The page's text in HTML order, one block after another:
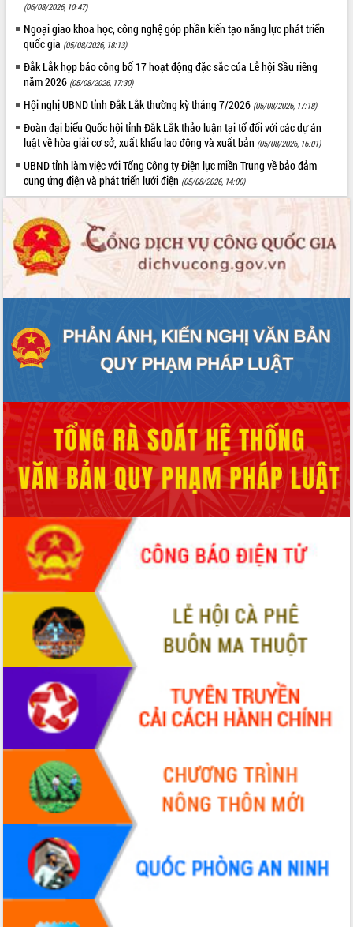
Đẩy mạnh cải cách hành chính, quyết
tâm đạt được mục tiêu tăng trưởng
hai con số trong năm 2026
Tổ chức trang trọng Lễ hội Đền thờ
Lương Văn Chánh năm 2026
Phó Bí thư Tỉnh ủy Đắk Lắk Đỗ Hữu
Huy giữ chức Bí thư Đảng ủy Ủy Ban
Nhân dân tỉnh
Bệnh án điện tử thúc đẩy chuyển đổi
số y tế tại Đắk Lắk
Chuyển đổi số thư viện: Mở rộng
không gian tri thức trong thời đại số
Đánh giá, rút kinh nghiệm công tác tổ
chức diễn tập trước ngày bầu cử
Chương trình “Gặp gỡ hữu nghị –
Friendship Meeting New Year 2026”
Bầu cử Quốc hội và HĐND: Cử tri Đắk
Đắk Lắk sẵn sàng các điều kiện cho
Ngày hội bầu cử đại biểu Quốc hội
khóa XVI và HĐND các cấp nhiệm kỳ
Đảm bảo cuộc bầu cử đại biểu Quốc
hội và đại biểu HĐND các cấp diễn ra
an toàn, hiệu quả, đúng quy định
Thủ tướng Chính phủ Phạm Minh Chính
kiểm tra, chỉ đạo hoàn thành các dự
án cao tốc và thăm khu tái định cư tại
Đắk Lắk
Sôi nổi Hội đua ngựa truyền thống Gò
Thì Thùng mừng Xuân Bính Ngọ 2026
Lãnh đạo tỉnh dâng hương tưởng niệm
tại Đập Đồng Cam đầu Xuân Bính Ngọ
Ngành nông nghiệp phấn đấu tăng
trưởng đạt 5,86% trong năm 2026
UBND tỉnh Đắk Lắk triển khai công tác
quốc phòng, quân sự địa phương năm
2026
Đắk Lắk tập trung toàn lực khắc phục
tồn tại IUU, sẵn sàng làm việc với
Đoàn thanh tra EC
Chủ tịch UBND tỉnh Tạ Anh Tuấn thăm,
chúc mừng các bệnh viện nhân Ngày
Thầy thuốc Việt Nam
Rộn ràng lễ hội truyền thống Sông
nước Đà Nông lần thứ I năm 2026
Kỳ họp Chuyên đề lần thứ Năm, HĐND
tỉnh Đắk Lắk thông qua các nghị quyết
quan trọng
Thống nhất danh sách giới thiệu ứng
cử đại biểu Quốc hội khoá XVI và đại
biểu HĐND tỉnh Đắk Lắk, nhiệm kỳ
2026-2031
(06/08/2026, 10:47)
Ngoại giao khoa học, công nghệ góp phần kiến tạo năng lực phát triển
quốc gia (05/08/2026, 18:13)
Đắk Lắk họp báo công bố 17 hoạt động đặc sắc của Lễ hội Sầu riêng
năm 2026 (05/08/2026, 17:30)
Hội nghị UBND tỉnh Đắk Lắk thường kỳ tháng 7/2026 (05/08/2026, 17:18)
Đoàn đại biểu Quốc hội tỉnh Đắk Lắk thảo luận tại tổ đối với các dự án
luật về hòa giải cơ sở, xuất khẩu lao động và xuất bản (05/08/2026, 16:01)
UBND tỉnh làm việc với Tổng Công ty Điện lực miền Trung về bảo đảm
cung ứng điện và phát triển lưới điện (05/08/2026, 14:00)